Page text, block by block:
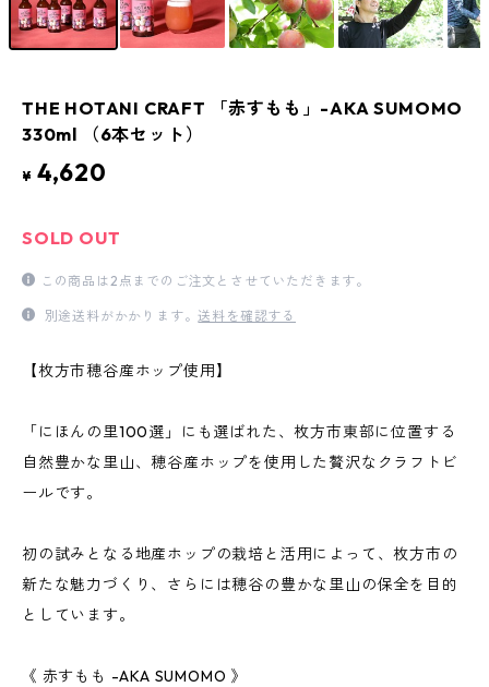
THE HOTANI CRAFT 「赤すもも」-AKA SUMOMO
330ml （6本セット）
¥ 4,620
SOLD OUT
この商品は2点までのご注文とさせていただきます。
別途送料がかかります。送料を確認する
【枚方市穂谷産ホップ使用】
「にほんの里100選」にも選ばれた、枚方市東部に位置する
自然豊かな里山、穂谷産ホップを使用した贅沢なクラフトビ
ールです。
初の試みとなる地産ホップの栽培と活用によって、枚方市の
新たな魅力づくり、さらには穂谷の豊かな里山の保全を目的
としています。
《 赤すもも -AKA SUMOMO 》